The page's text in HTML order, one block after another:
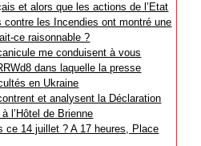
et alors que les actions de l’Etat
contre les Incendies ont montré une
ce raisonnable ?
me conduisent à vous
dans laquelle la presse
en Ukraine
et analysent la Déclaration
l’Hôtel de Brienne
ce 14 juillet ? A 17 heures, Place